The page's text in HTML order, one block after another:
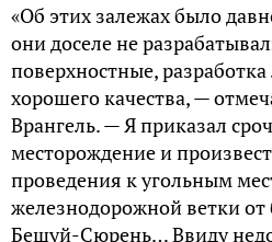
«Об этих залежах было
они доселе не
поверхностные, разработка
хорошего качества, —
Врангель. — Я приказал
месторождение и
проведения к угольным
железнодорожной ветки
Бешуй-Сюрень… Ввиду